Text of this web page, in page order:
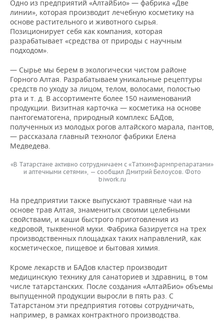
Одно из предприятий «АлтайБио» — фабрика «Две
линии», которая производит лечебную косметику на
основе растительного и животного сырья.
Позиционирует себя как компания, которая
разрабатывает «средства от природы с научным
подходом».
— Сырье мы берем в экологически чистом районе
Горного Алтая. Разрабатываем уникальные рецептуры
средств по уходу за лицом, телом, волосами, полостью
рта и т. д. В ассортименте более 150 наименований
продукции. Визитная карточка — косметика на основе
пантогематогена, природный комплекс БАДов,
полученных из молодых рогов алтайского марала, пантов,
— рассказала главный технолог фабрики Елена
Медведева.
«В Татарстане активно сотрудничаем с «Татхимфармпрепаратами»
и аптечными сетями», — сообщил Дмитрий Белоусов. Фото
biwork.ru
На предприятии также выпускают травяные чаи на
основе трав Алтая, знаменитых своими целебными
свойствами, и каши быстрого приготовления из
кедровой, тыквенной муки. Фабрика базируется на трех
производственных площадках таких направлений, как
косметическое, пищевое и бытовая химия.
Кроме лекарств и БАДов кластер производит
медицинскую технику для санаториев и здравниц, в том
числе татарстанских. После создания «АлтайБио» объемы
выпущенной продукции выросли в пять раз. С
Татарстаном эти предприятия готовы сотрудничать,
например, в рамках контрактного производства.